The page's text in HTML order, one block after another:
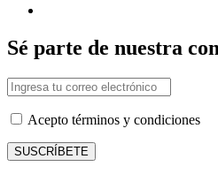
Sé parte de nuestra
Acepto términos y condiciones